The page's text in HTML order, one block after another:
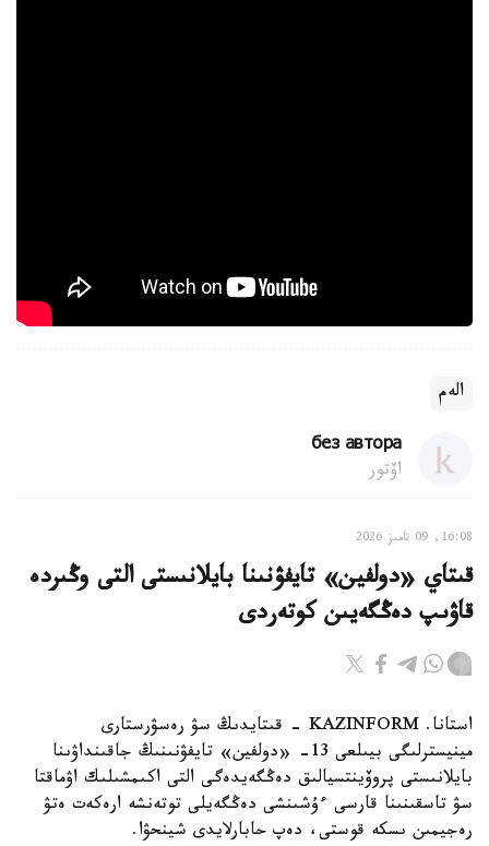
الەم
без автора
اۆتور
16:08, 09 تامىز 2026
قىتاي «دولفين» تايفۋنىنا بايلانىستى التى وڭىردە
قاۋىپ دەڭگەيىن كوتەردى
استانا. KAZINFORM - قىتايدىڭ سۋ رەسۋرستارى
مينيسترلىگى بيىلعى 13- «دولفين» تايفۋنىنىڭ جاقىنداۋىنا
بايلانىستى پروۆينتسيالىق دەڭگەيدەگى التى اكىمشىلىك اۋماقتا
سۋ تاسقىنىنا قارسى ءۇشىنشى دەڭگەيلى توتەنشە ارەكەت ەتۋ
رەجيمىن ىسكە قوستى، دەپ حابارلايدى شينحۋا.